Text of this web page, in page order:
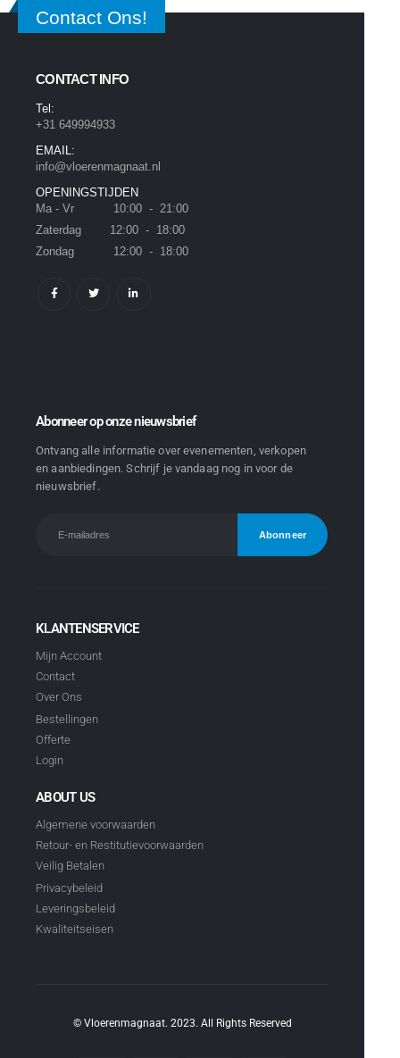
Contact Ons!
CONTACT INFO
Tel:
+31 649994933
EMAIL:
info@vloerenmagnaat.nl
OPENINGSTIJDEN
Ma - Vr 10:00 - 21:00
Zaterdag 12:00 - 18:00
Zondag 12:00 - 18:00
Abonneer op onze nieuwsbrief
Ontvang alle informatie over evenementen, verkopen
en aanbiedingen. Schrijf je vandaag nog in voor de
nieuwsbrief.
KLANTENSERVICE
Mijn Account
Contact
Over Ons
Bestellingen
Offerte
Login
ABOUT US
Algemene voorwaarden
Retour- en Restitutievoorwaarden
Veilig Betalen
Privacybeleid
Leveringsbeleid
Kwaliteitseisen
© Vloerenmagnaat. 2023. All Rights Reserved